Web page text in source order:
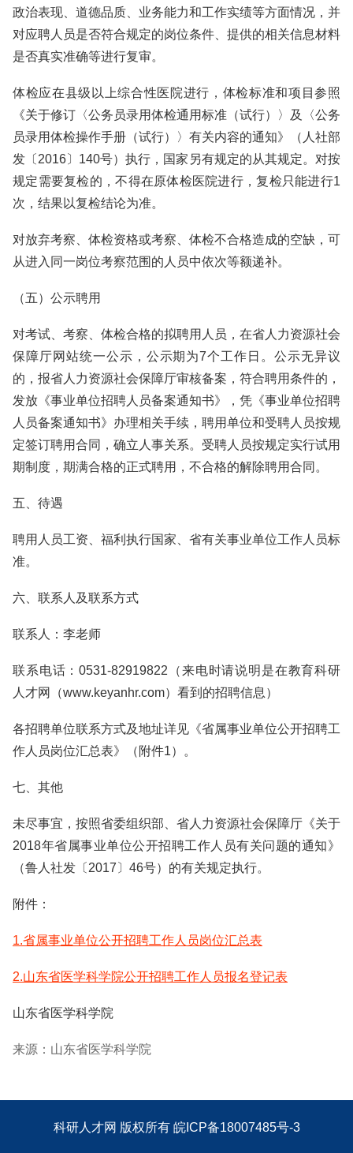
政治表现、道德品质、业务能力和工作实绩等方面情况，并
对应聘人员是否符合规定的岗位条件、提供的相关信息材料
是否真实准确等进行复审。
体检应在县级以上综合性医院进行，体检标准和项目参照
《关于修订〈公务员录用体检通用标准（试行）〉及〈公务
员录用体检操作手册（试行）〉有关内容的通知》（人社部
发〔2016〕140号）执行，国家另有规定的从其规定。对按
规定需要复检的，不得在原体检医院进行，复检只能进行1
次，结果以复检结论为准。
对放弃考察、体检资格或考察、体检不合格造成的空缺，可
从进入同一岗位考察范围的人员中依次等额递补。
（五）公示聘用
对考试、考察、体检合格的拟聘用人员，在省人力资源社会
保障厅网站统一公示，公示期为7个工作日。公示无异议
的，报省人力资源社会保障厅审核备案，符合聘用条件的，
发放《事业单位招聘人员备案通知书》，凭《事业单位招聘
人员备案通知书》办理相关手续，聘用单位和受聘人员按规
定签订聘用合同，确立人事关系。受聘人员按规定实行试用
期制度，期满合格的正式聘用，不合格的解除聘用合同。
五、待遇
聘用人员工资、福利执行国家、省有关事业单位工作人员标
准。
六、联系人及联系方式
联系人：李老师
联系电话：0531-82919822（来电时请说明是在教育科研
人才网（www.keyanhr.com）看到的招聘信息）
各招聘单位联系方式及地址详见《省属事业单位公开招聘工
作人员岗位汇总表》（附件1）。
七、其他
未尽事宜，按照省委组织部、省人力资源社会保障厅《关于
2018年省属事业单位公开招聘工作人员有关问题的通知》
（鲁人社发〔2017〕46号）的有关规定执行。
附件：
1.省属事业单位公开招聘工作人员岗位汇总表
2.山东省医学科学院公开招聘工作人员报名登记表
山东省医学科学院
来源：山东省医学科学院
科研人才网 版权所有 皖ICP备18007485号-3